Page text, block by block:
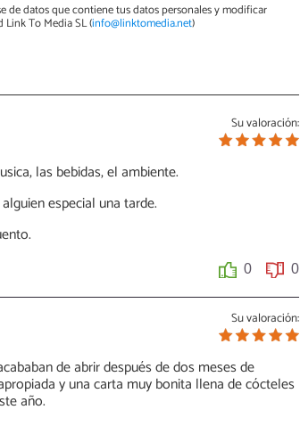
de datos que contiene tus datos personales y modificar
To Media SL (info@linktomedia.net)
Su valoración:
las bebidas, el ambiente.
especial una tarde.
0 0
Su valoración:
de abrir después de dos meses de
y una carta muy bonita llena de cócteles
año.